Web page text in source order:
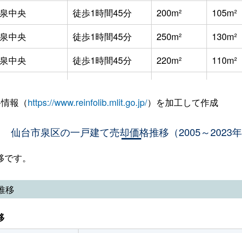
泉中央 徒歩1時間45分 200m² 105m²
泉中央 徒歩1時間45分 250m² 130m²
泉中央 徒歩1時間45分 220m² 110m²
泉中央 徒歩1時間45分 210m² 75m²
泉中央 徒歩1時間45分 220m² 105m²
泉中央
泉中央 徒歩45分 350m² 175m²
泉中央 徒歩45分 260m² 145m²
泉中央 徒歩1時間15分 200m² 105m²
報（https://www.reinfolib.mlit.go.jp/）を加工して作成
仙台市泉区の一戸建て売却価格推移（2005～2023年
す。
移